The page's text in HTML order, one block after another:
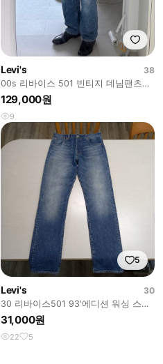
Levi's
38
00s 리바이스 501 빈티지 데님팬츠
38x32 리얼페이딩
129,000원
9
5
Levi's
30
30 리바이스501 93'에디션 워싱 스판
일자 배색진 30-286
31,000원
22 5